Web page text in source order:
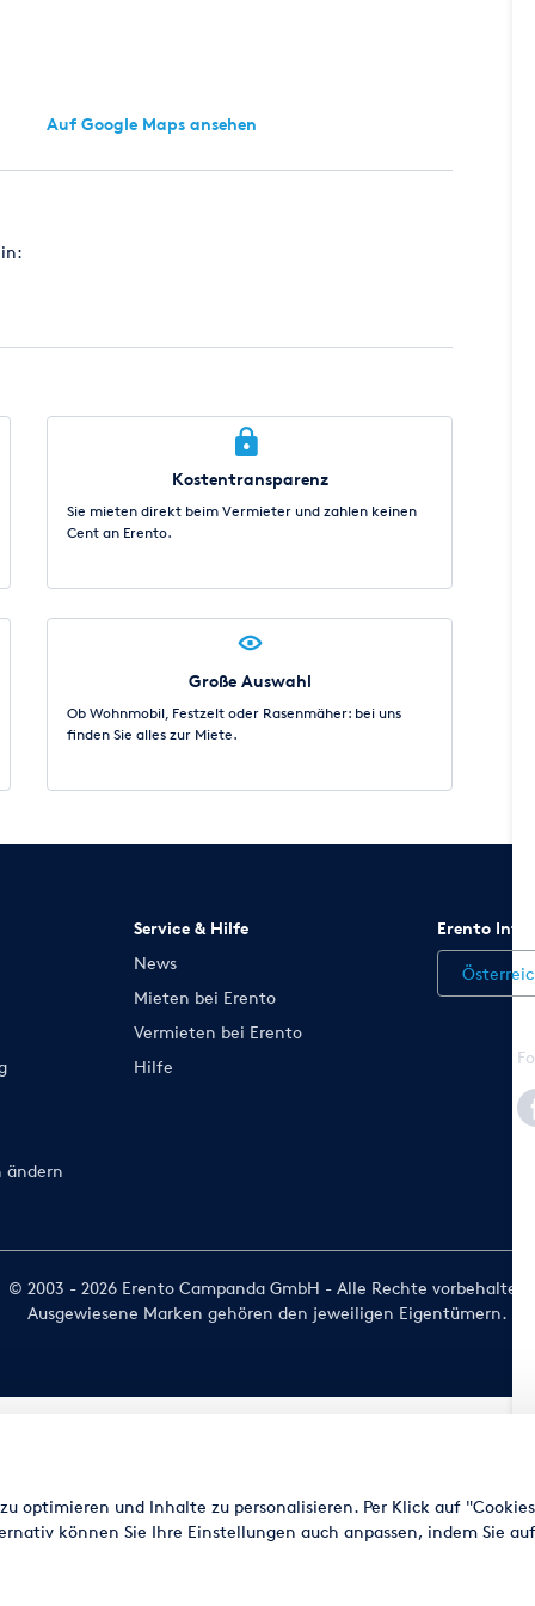
Auf Google Maps ansehen
Kostentransparenz
Sie mieten direkt beim Vermieter und zahlen keinen
Cent an Erento.
Große Auswahl
Ob Wohnmobil, Festzelt oder Rasenmäher: bei uns
finden Sie alles zur Miete.
ändern
Service & Hilfe
News
Mieten bei Erento
Vermieten bei Erento
Hilfe
Erento
© 2003 - 2026 Erento Campanda GmbH - Alle Rechte vorbehalten
Ausgewiesene Marken gehören den jeweiligen Eigentümern.
optimieren und Inhalte zu personalisieren. Per Klick auf
können Sie Ihre Einstellungen auch anpassen, indem Sie